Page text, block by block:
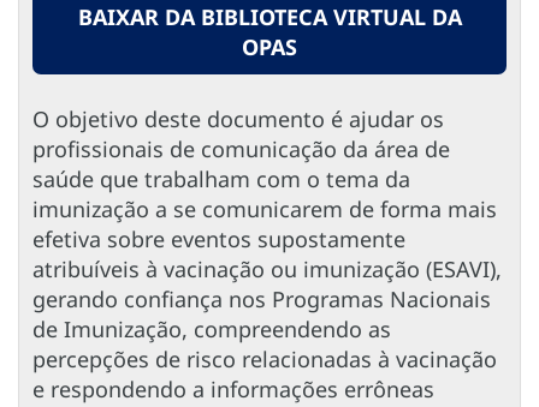
BAIXAR DA BIBLIOTECA VIRTUAL DA
OPAS
O objetivo deste documento é ajudar os
profissionais de comunicação da área de
saúde que trabalham com o tema da
imunização a se comunicarem de forma mais
efetiva sobre eventos supostamente
atribuíveis à vacinação ou imunização (ESAVI),
gerando confiança nos Programas Nacionais
de Imunização, compreendendo as
percepções de risco relacionadas à vacinação
e respondendo a informações errôneas